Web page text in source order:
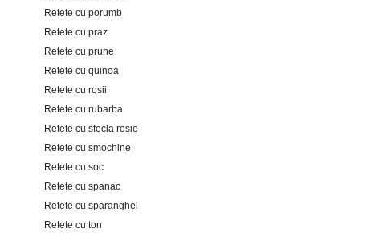
Retete cu porumb
Retete cu praz
Retete cu prune
Retete cu quinoa
Retete cu rosii
Retete cu rubarba
Retete cu sfecla rosie
Retete cu smochine
Retete cu soc
Retete cu spanac
Retete cu sparanghel
Retete cu ton